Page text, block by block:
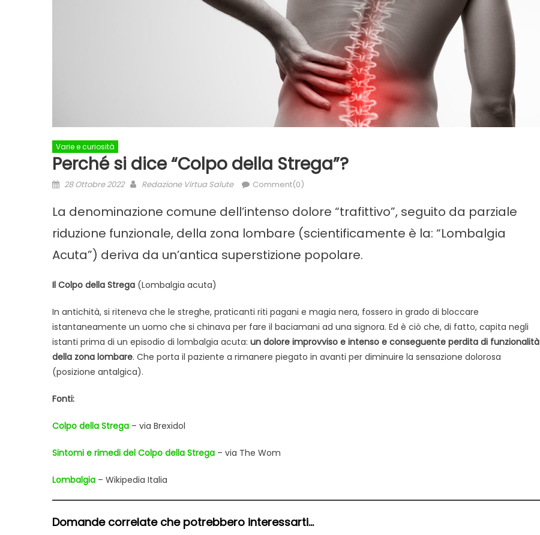
Varie e curiosità
Perché si dice “Colpo della Strega”?
Posted
28 Ottobre 2022 Author
Redazione Virtua Salute Comment(0)
La denominazione comune dell’intenso dolore “trafittivo”, seguito da parziale
riduzione funzionale, della zona lombare (scientificamente è la: “Lombalgia
Acuta”) deriva da un’antica superstizione popolare.
Il Colpo della Strega (Lombalgia acuta)
In antichità, si riteneva che le streghe, praticanti riti pagani e magia nera, fossero in grado di bloccare
istantaneamente un uomo che si chinava per fare il baciamani ad una signora. Ed è ciò che, di fatto, capita negli
istanti prima di un episodio di lombalgia acuta: un dolore improvviso e intenso e conseguente perdita di funzionalità
della zona lombare. Che porta il paziente a rimanere piegato in avanti per diminuire la sensazione dolorosa
(posizione antalgica).
Fonti:
Colpo della Strega – via Brexidol
Sintomi e rimedi del Colpo della Strega – via The Wom
Lombalgia – Wikipedia Italia
Domande correlate che potrebbero interessarti...